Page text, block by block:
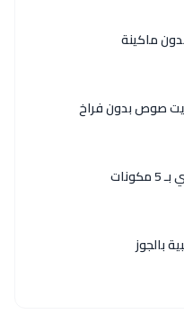
ماكينة
صوص بدون فراخ
بالجوز